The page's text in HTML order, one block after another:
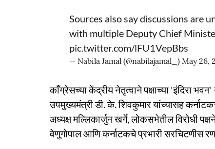
Sources also say discussions are
with multiple Deputy Chief
pic.twitter.com/lFU1VepBbs
— Nabila Jamal (@nabilajamal_) May 26,
काँग्रेसच्या केंद्रीय नेतृत्वाने पक्षाच्या 'इंदिरा
उपमुख्यमंत्री डी. के. शिवकुमार यांच्यासह
अध्यक्ष मल्लिकार्जुन खर्गे, लोकसभेतील विरोधी
वेणुगोपाल आणि कर्नाटकचे प्रभारी सरचिटणीस